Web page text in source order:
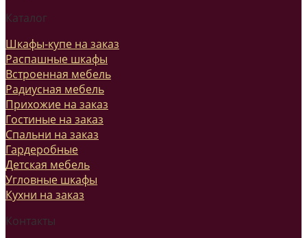
Каталог
Шкафы-купе на заказ
Распашные шкафы
Встроенная мебель
Радиусная мебель
Прихожие на заказ
Гостиные на заказ
Спальни на заказ
Гардеробные
Детская мебель
Угловные шкафы
Кухни на заказ
Контакты